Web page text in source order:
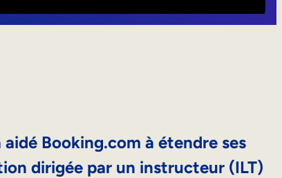
Booking.com à étendre ses
dirigée par un instructeur (ILT)